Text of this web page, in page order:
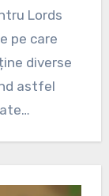
pe care
diverse
astfel